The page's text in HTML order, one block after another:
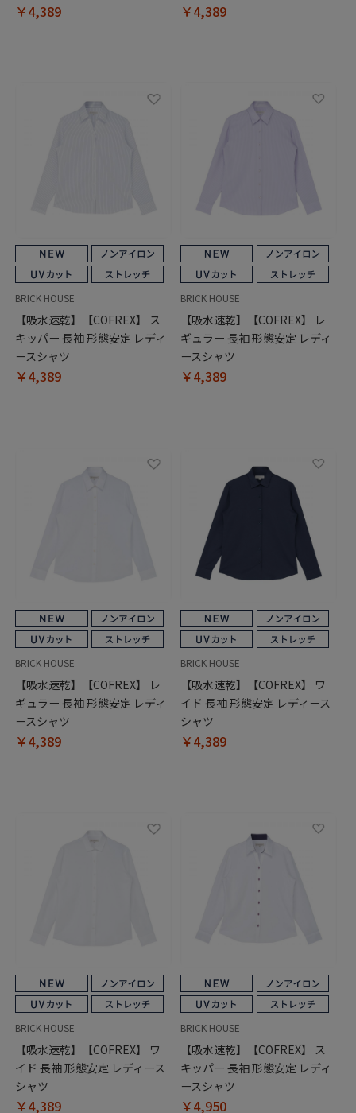
￥4,389 ￥4,389
BRICK HOUSE
【吸水速乾】【COFREX】 ス
キッパー 長袖 形態安定 レディ
ースシャツ
￥4,389
BRICK HOUSE
【吸水速乾】【COFREX】 レ
ギュラー 長袖 形態安定 レディ
ースシャツ
￥4,389
BRICK HOUSE
【吸水速乾】【COFREX】 レ
ギュラー 長袖 形態安定 レディ
ースシャツ
￥4,389
BRICK HOUSE
【吸水速乾】【COFREX】 ワ
イド 長袖 形態安定 レディース
シャツ
￥4,389
BRICK HOUSE
【吸水速乾】【COFREX】 ワ
イド 長袖 形態安定 レディース
シャツ
￥4,389
BRICK HOUSE
【吸水速乾】【COFREX】 ス
キッパー 長袖 形態安定 レディ
ースシャツ
￥4,950